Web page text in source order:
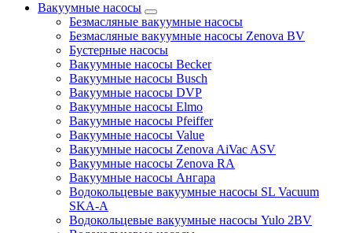
Вакуумные насосы
Безмасляные вакуумные насосы
Безмасляные вакуумные насосы Zenova BV
Бустерные насосы
Вакуумные насосы Becker
Вакуумные насосы Busch
Вакуумные насосы DVP
Вакуумные насосы Elmo
Вакуумные насосы Pfeiffer
Вакуумные насосы Value
Вакуумные насосы Zenova AiVac ASV
Вакуумные насосы Zenova RA
Вакуумные насосы Ангара
Водокольцевые вакуумные насосы SL Vacuum
SKA-A
Водокольцевые вакуумные насосы Yulo 2BV